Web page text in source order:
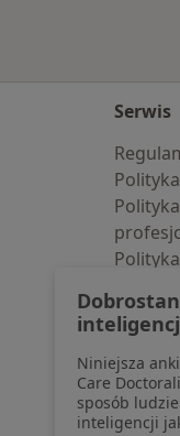
Serwis
Polityka
Jak
O nas
Niniejsza
Care
sposób
inteligencji